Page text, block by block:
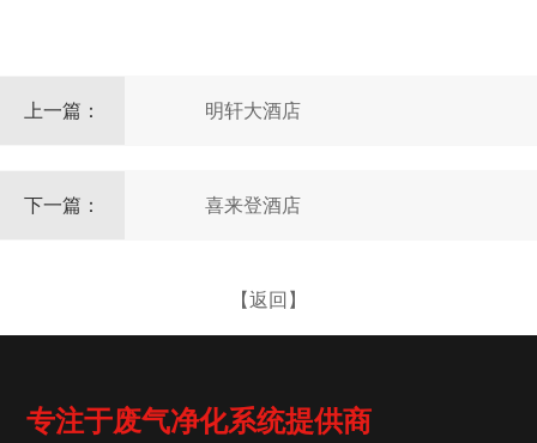
上一篇： 明轩大酒店
下一篇： 喜来登酒店
【返回】
专注于废气净化系统提供商